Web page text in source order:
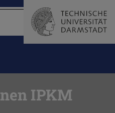
IPKM